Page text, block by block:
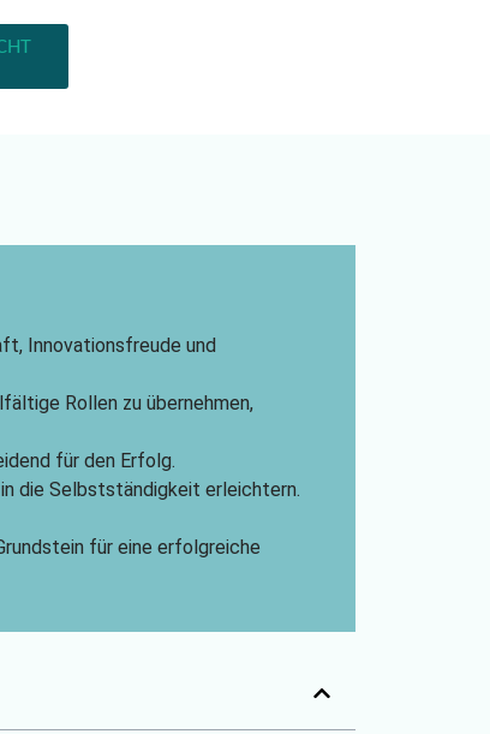
Innovationsfreude und
Rollen zu übernehmen,
für den Erfolg.
die Selbstständigkeit erleichtern.
für eine erfolgreiche